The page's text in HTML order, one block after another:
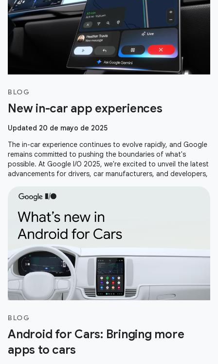
BLOG
New in-car app experiences
Updated 20 de mayo de 2025
The in-car experience continues to evolve rapidly, and Google
remains committed to pushing the boundaries of what's
possible. At Google I/O 2025, we're excited to unveil the latest
advancements for drivers, car manufacturers, and developers,
BLOG
Android for Cars: Bringing more
apps to cars